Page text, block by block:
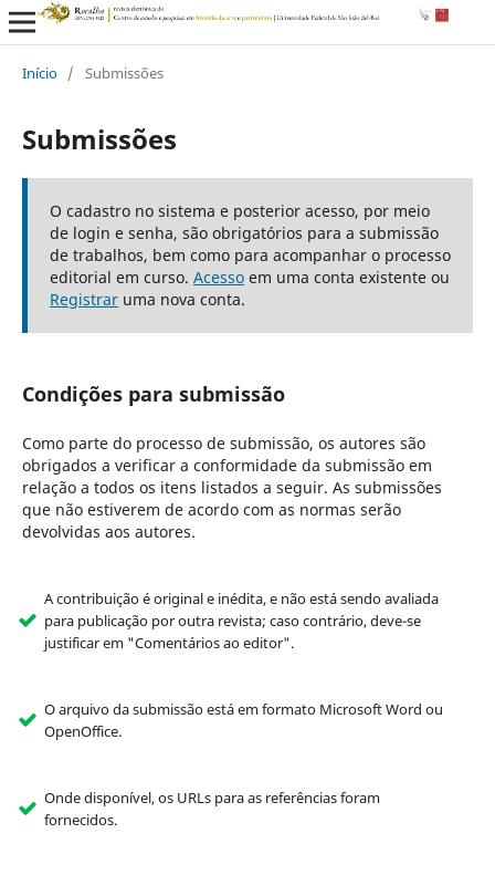
Início / Submissões
Submissões
O cadastro no sistema e posterior acesso, por meio
de login e senha, são obrigatórios para a submissão
de trabalhos, bem como para acompanhar o processo
editorial em curso. Acessoem uma conta existente ou
Registraruma nova conta.
Condições para submissão
Como parte do processo de submissão, os autores são
obrigados a verificar a conformidade da submissão em
relação a todos os itens listados a seguir. As submissões
que não estiverem de acordo com as normas serão
devolvidas aos autores.
A contribuição é original e inédita, e não está sendo avaliada
para publicação por outra revista; caso contrário, deve-se
justificar em "Comentários ao editor".
O arquivo da submissão está em formato Microsoft Word ou
OpenOffice.
Onde disponível, os URLs para as referências foram
fornecidos.